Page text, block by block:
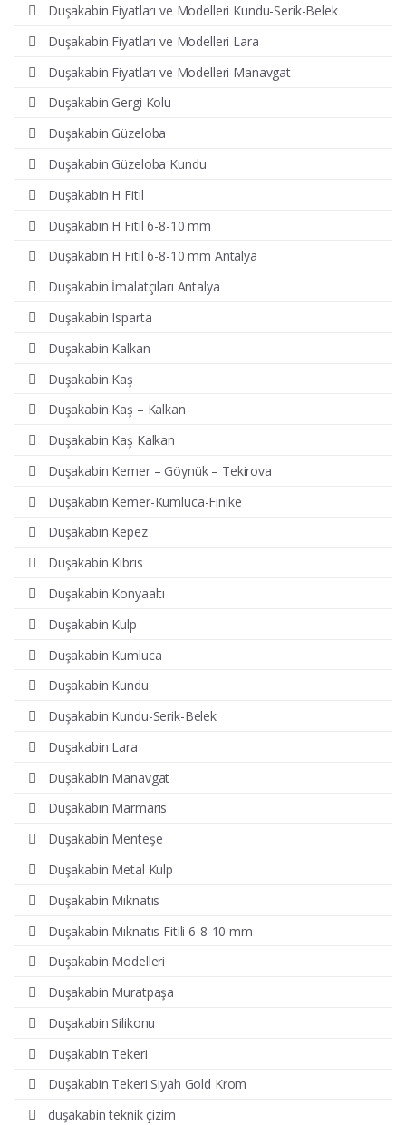
Duşakabin Fiyatları ve Modelleri Kundu-Serik-Belek
Duşakabin Fiyatları ve Modelleri Lara
Duşakabin Fiyatları ve Modelleri Manavgat
Duşakabin Gergi Kolu
Duşakabin Güzeloba
Duşakabin Güzeloba Kundu
Duşakabin H Fitil
Duşakabin H Fitil 6-8-10 mm
Duşakabin H Fitil 6-8-10 mm Antalya
Duşakabin İmalatçıları Antalya
Duşakabin Isparta
Duşakabin Kalkan
Duşakabin Kaş
Duşakabin Kaş – Kalkan
Duşakabin Kaş Kalkan
Duşakabin Kemer – Göynük – Tekirova
Duşakabin Kemer-Kumluca-Finike
Duşakabin Kepez
Duşakabin Kıbrıs
Duşakabin Konyaaltı
Duşakabin Kulp
Duşakabin Kumluca
Duşakabin Kundu
Duşakabin Kundu-Serik-Belek
Duşakabin Lara
Duşakabin Manavgat
Duşakabin Marmaris
Duşakabin Menteşe
Duşakabin Metal Kulp
Duşakabin Mıknatıs
Duşakabin Mıknatıs Fitili 6-8-10 mm
Duşakabin Modelleri
Duşakabin Muratpaşa
Duşakabin Silikonu
Duşakabin Tekeri
Duşakabin Tekeri Siyah Gold Krom
duşakabin teknik çizim